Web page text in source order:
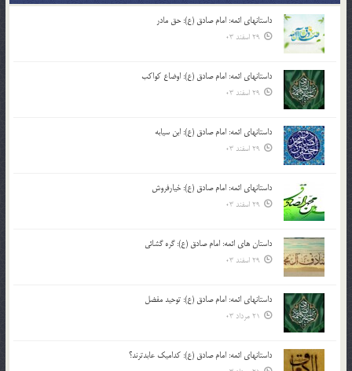
داستانهای ائمه: امام صادق (ع): حق مادر
29 اسفند 03
داستانهای ائمه: امام صادق (ع): اوضاع کواکب
29 اسفند 03
داستانهای ائمه: امام صادق (ع): ابن سیابه
29 اسفند 03
داستانهای ائمه: امام صادق (ع): خیارفروش
29 اسفند 03
داستان های ائمه: امام صادق (ع): گره گشائی
29 اسفند 03
داستانهای ائمه: امام صادق (ع): توحید مفضل
21 مرداد 03
داستانهای ائمه: امام صادق (ع): کدامیک عابدترند؟